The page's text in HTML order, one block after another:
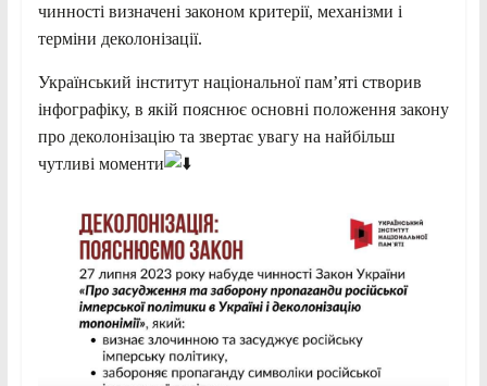
чинності визначені законом критерії, механізми і
терміни деколонізації.
Український інститут національної пам’яті створив
інфографіку, в якій пояснює основні положення закону
про деколонізацію та звертає увагу на найбільш
чутливі моменти